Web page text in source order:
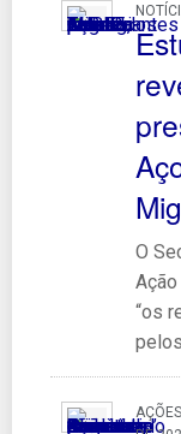
O
“os